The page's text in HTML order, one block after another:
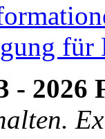
für
2026